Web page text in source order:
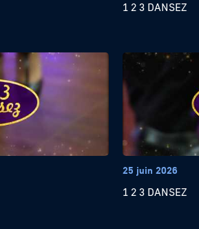
1 2 3 DANSEZ
25 juin 2026
1 2 3 DANSEZ